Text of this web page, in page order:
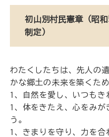
初山別村民憲章（昭
制定）
わたくしたちは、先人の
かな郷土の未来を築くた
1、自然を愛し、いつもき
1、体をきたえ、心をみが
う。
1、きまりを守り、力を合